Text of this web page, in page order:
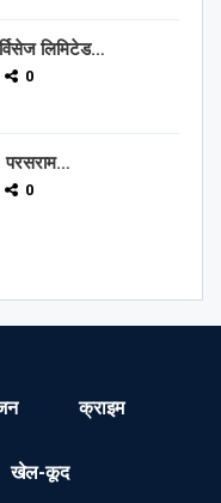
लिमिटेड…
0
परसराम…
0
क्राइम
खेल-कूद